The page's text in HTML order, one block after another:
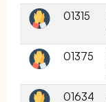
01315
01375
01634